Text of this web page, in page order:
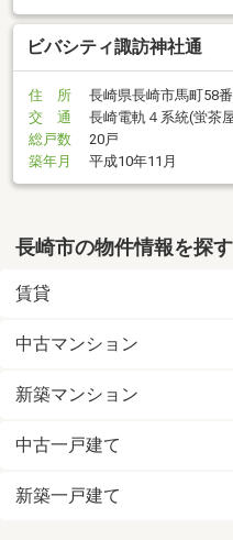
ビバシティ諏訪神社通
住 所
長崎県長崎市馬町58番
交 通
長崎電軌４系統(蛍茶
総戸数
20戸
築年月
平成10年11月
長崎市の物件情報を探す
賃貸
中古マンション
新築マンション
中古一戸建て
新築一戸建て